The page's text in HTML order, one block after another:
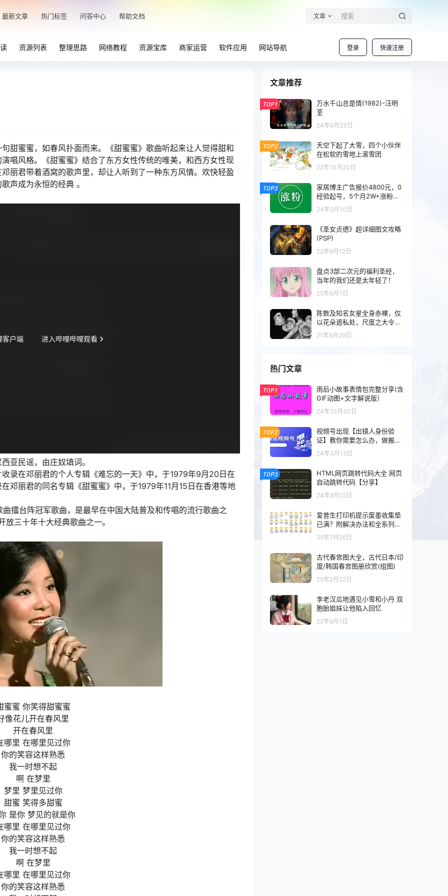
最新文章 热门标签 问答中心 帮助文档 文章
登录 快速注册
资源列表 整理思路 网络教程 资源宝库 商家运营 软件应用 网站导航
甜蜜蜜，如春风扑面而来。《甜蜜蜜》歌曲听起来让人觉得甜和
唱风格。《甜蜜蜜》结合了东方女性传统的唯美，和西方女性现
丽君带着酒窝的歌声里，却让人听到了一种东方风情。欢快轻盈
声成为永恒的经典 。
亚民谣，由庄奴填词。
录在邓丽君的个人专辑《难忘的一天》中，于1979年9月20日在
邓丽君的同名专辑《甜蜜蜜》中，于1979年11月15日在香港等地
擂台阵冠军歌曲，是最早在中国大陆普及和传唱的流行歌曲之
三十年十大经典歌曲之一。
蜜蜜 你笑得甜蜜蜜
像花儿开在春风里
开在春风里
哪里 在哪里见过你
你的笑容这样熟悉
我一时想不起
啊 在梦里
梦里 梦里见过你
甜蜜 笑得多甜蜜
是你 梦见的就是你
哪里 在哪里见过你
你的笑容这样熟悉
我一时想不起
啊 在梦里
哪里 在哪里见过你
你的笑容这样熟悉
文章推荐
TOP1
万水千山总是情(1982)-汪明
荃
24年6月23日
TOP2
天空下起了大雪，四个小伙伴
在松软的雪地上滚雪团
22年10月20日
TOP3
家居博主广告报价4800元，0
经验起号，5个月2W+涨粉大
法！
24年5月10日
《圣女贞德》超详细图文攻略
(PSP)
22年9月12日
盘点3部二次元的福利圣经，
当年的我们还是太年轻了！
25年6月7日
陈数及知名女星全身赤裸，仅
以花朵遮私处，尺度之大令人
咋舌
21年8月29日
热门文章
TOP1
雨后小故事表情包完整分享(含
GIF动图+文字解说版）
24年10月30日
TOP2
视频号出现【出镜人身份验
证】教你需要怎么办，做搬运
以及混剪的可以看一下
24年3月15日
TOP3
HTML网页跳转代码大全 网页
自动跳转代码【分享】
24年9月12日
爱普生打印机提示废墨收集垫
已满？附解决办法和全系列清
零工具和教程
25年7月26日
古代春宫图大全，古代日本/印
度/韩国春宫图册欣赏(组图)
25年2月22日
李老汉瓜地遇见小雪和小丹 双
胞胎姐妹让他陷入回忆
22年9月1日